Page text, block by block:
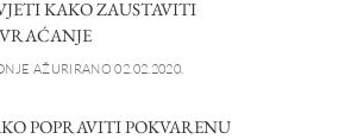
KAKO ZAUSTAVITI
AŽURIRANO 02.02.2020.
POPRAVITI POKVARENU